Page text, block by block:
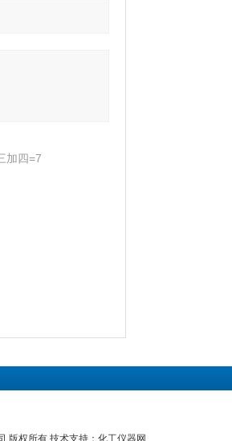
加四=7
版权所有 技术支持： 化工仪器网